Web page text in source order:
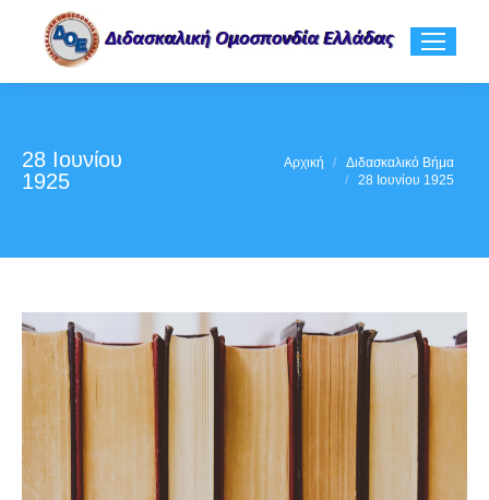
28 Ιουνίου
1925
Αρχική
Διδασκαλικό Βήμα
28 Ιουνίου 1925